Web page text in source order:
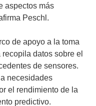
aspectos más
Peschl.
de apoyo a la toma
datos sobre el
de sensores.
necesidades
el rendimiento de la
predictivo.